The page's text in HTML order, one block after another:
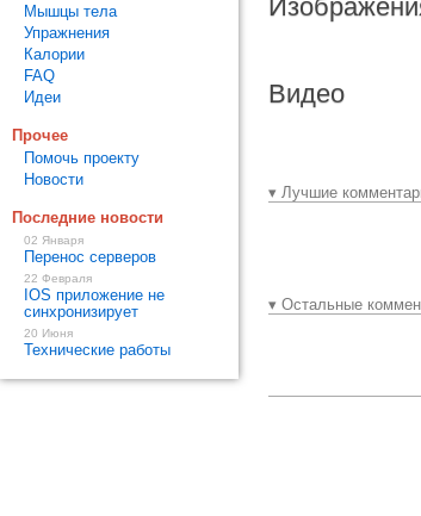
Видео
▾ Лучшие
▾ Остальные
Мышцы тела
Упражнения
Калории
FAQ
Идеи
Прочее
Помочь проекту
Новости
Последние новости
02 Января
Перенос серверов
22 Февраля
IOS приложение не
синхронизирует
20 Июня
Технические работы